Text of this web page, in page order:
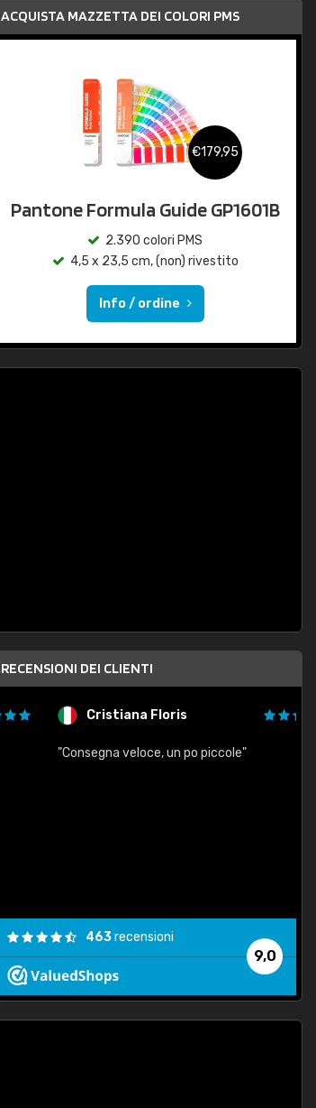
ACQUISTA MAZZETTA DEI COLORI PMS
€179,95
Pantone Formula Guide GP1601B
2.390 colori PMS
4,5 x 23,5 cm, (non) rivestito
Info / ordine
RECENSIONI DEI CLIENTI
Cristiana Floris
"Consegna veloce, un po piccole"
9,0
463recensioni